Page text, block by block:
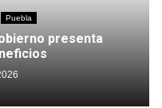
Puebla
presenta